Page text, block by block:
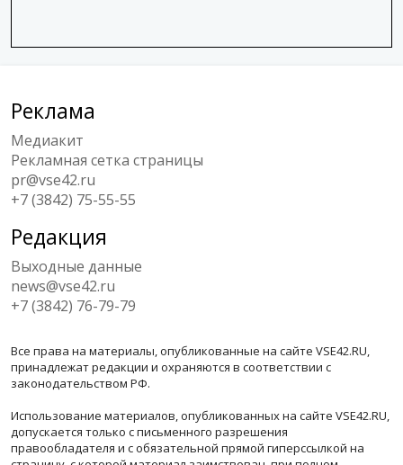
Реклама
Медиакит
Рекламная сетка страницы
pr@vse42.ru
+7 (3842) 75-55-55
Редакция
Выходные данные
news@vse42.ru
+7 (3842) 76-79-79
Все права на материалы, опубликованные на сайте VSE42.RU,
принадлежат редакции и охраняются в соответствии с
законодательством РФ.
Использование материалов, опубликованных на сайте VSE42.RU,
допускается только с письменного разрешения
правообладателя и с обязательной прямой гиперссылкой на